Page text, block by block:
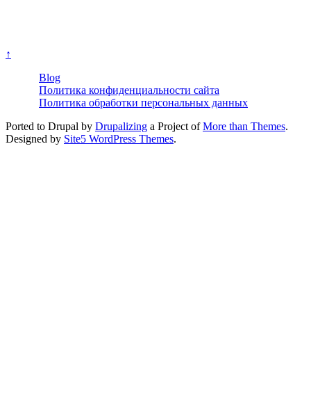
↑
Blog
Политика конфиденциальности сайта
Политика обработки персональных данных
Ported to Drupal by Drupalizing a Project ofMore than Themes.
Designed by Site5 WordPress Themes.